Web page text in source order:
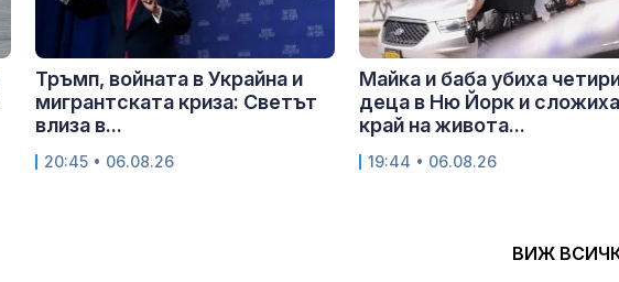
Тръмп, войната в Украйна и
мигрантската криза: Светът
влиза в...
20:45 • 06.08.26
Майка и баба убиха
деца в Ню Йорк и сложиха
край на живота...
19:44 • 06.08.26
ВИЖ